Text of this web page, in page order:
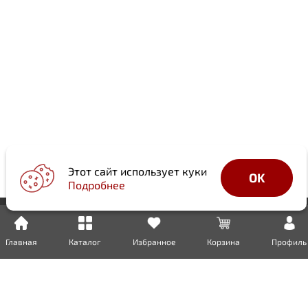
Главная Каталог Избранное Корзина Профиль
Этот сайт использует куки
Подробнее
OK